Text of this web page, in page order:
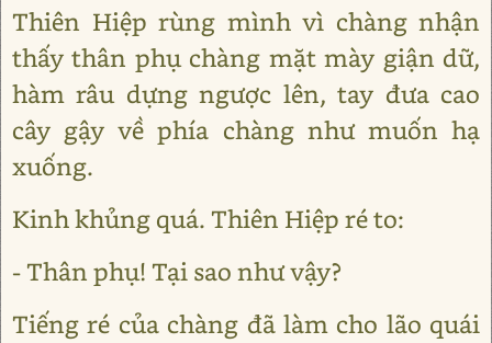
Thiên Hiệp rùng mình vì chàng nhận
thấy thân phụ chàng mặt mày giận dữ,
hàm râu dựng ngược lên, tay đưa cao
cây gậy về phía chàng như muốn hạ
xuống.
Kinh khủng quá. Thiên Hiệp ré to:
- Thân phụ! Tại sao như vậy?
Tiếng ré của chàng đã làm cho lão quái